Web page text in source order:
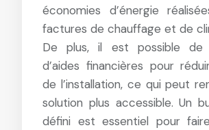
économies d’énergie
factures de chauffage et de
De plus, il est possible de
d’aides financières pour
de l’installation, ce qui peut
solution plus accessible. Un
défini est essentiel pour